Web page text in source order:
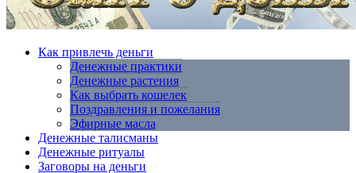
Как привлечь деньги
Денежные практики
Денежные растения
Как выбрать кошелек
Поздравления и пожелания
Эфирные масла
Денежные талисманы
Денежные ритуалы
Заговоры на деньги